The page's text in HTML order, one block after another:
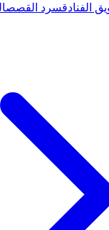
الفنادقسرد القصص